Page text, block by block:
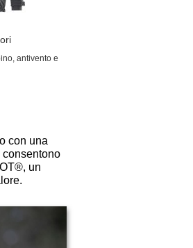
antivento e
con una
un